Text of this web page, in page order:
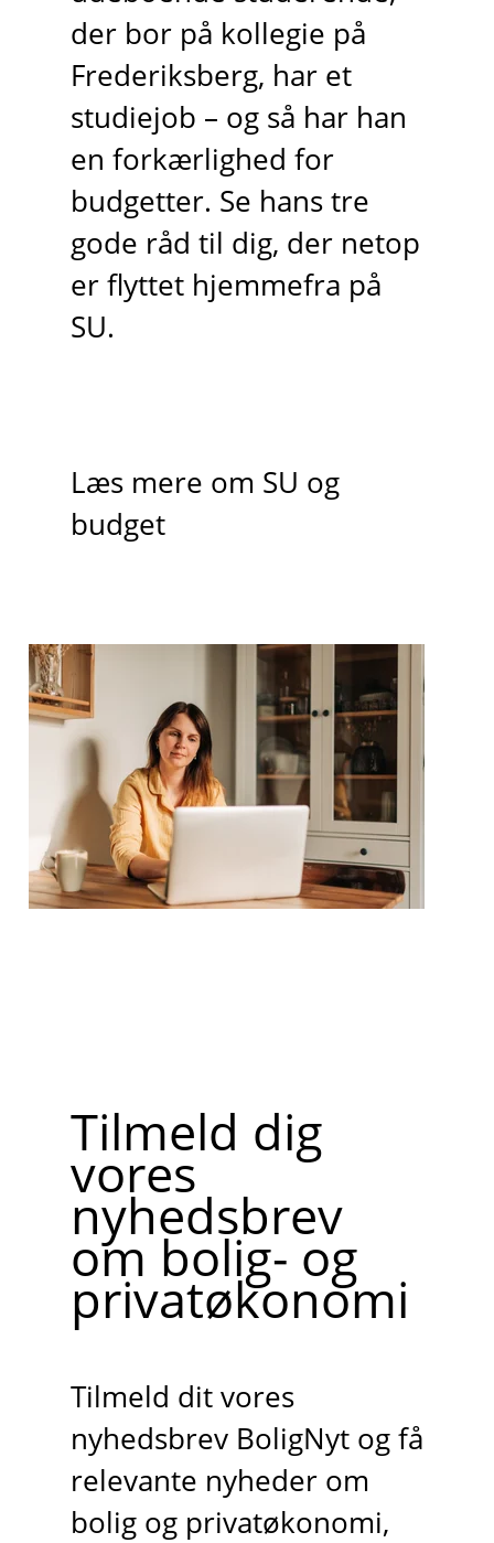
der bor på kollegie på
Frederiksberg, har et
studiejob – og så har han
en forkærlighed for
budgetter. Se hans tre
gode råd til dig, der netop
er flyttet hjemmefra på
SU.
Læs mere om SU og
budget
Tilmeld dig
vores
nyhedsbrev
om bolig- og
privatøkonomi
Tilmeld dit vores
nyhedsbrev BoligNyt og få
relevante nyheder om
bolig og privatøkonomi,